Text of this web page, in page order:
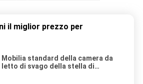
il miglior prezzo per
Mobilia standard della camera da
letto di svago della stella di